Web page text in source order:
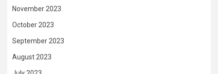
November 2023
October 2023
September 2023
August 2023